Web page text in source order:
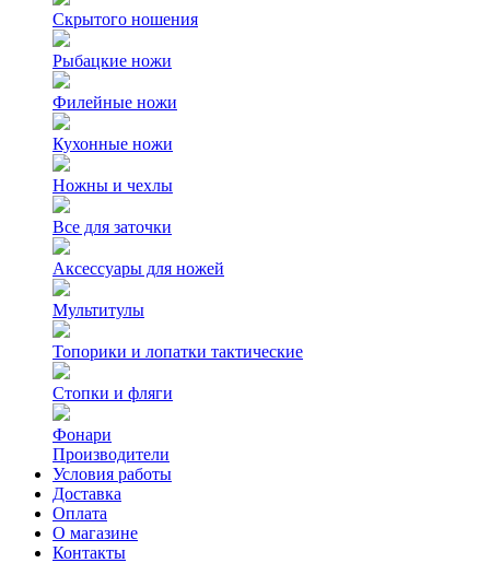
Скрытого ношения
Рыбацкие ножи
Филейные ножи
Кухонные ножи
Ножны и чехлы
Все для заточки
Аксессуары для ножей
Мультитулы
Топорики и лопатки тактические
Стопки и фляги
Фонари
Производители
Условия работы
Доставка
Оплата
О магазине
Контакты